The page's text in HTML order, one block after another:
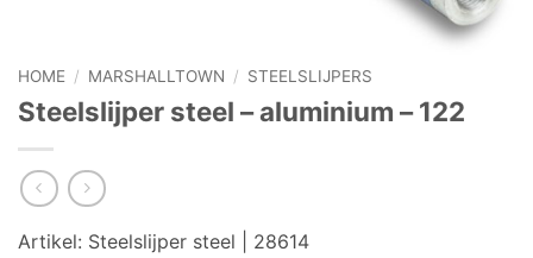
HOME / MARSHALLTOWN / STEELSLIJPERS
Steelslijper steel – aluminium – 122
Artikel: Steelslijper steel | 28614